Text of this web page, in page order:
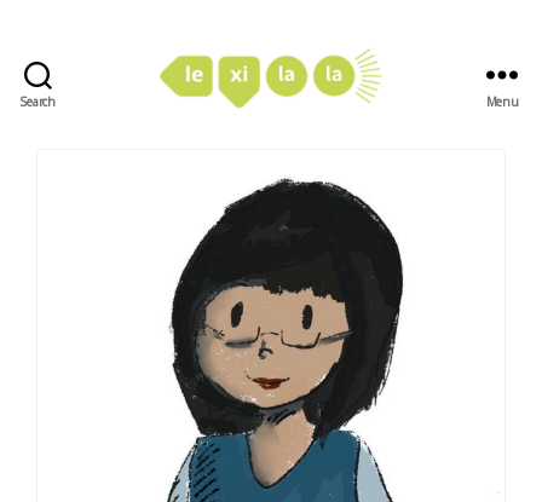
Search Menu